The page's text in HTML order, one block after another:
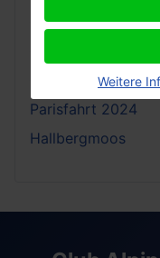
Oldtimertreffen
Oldtimertreffen
Oldtimertreffen
Parisfahrt 2024
Hallbergmoos
Weitere